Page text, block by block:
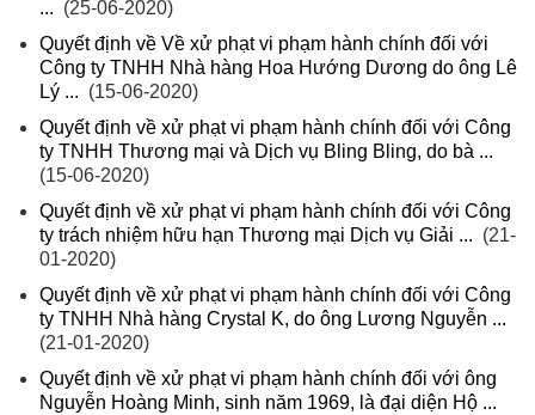
... (25-06-2020)
Quyết định về Về xử phạt vi phạm hành chính đối với
Công ty TNHH Nhà hàng Hoa Hướng Dương do ông Lê
Lý ... (15-06-2020)
Quyết định về xử phạt vi phạm hành chính đối với Công
ty TNHH Thương mại và Dịch vụ Bling Bling, do bà ...
(15-06-2020)
Quyết định về xử phạt vi phạm hành chính đối với Công
ty trách nhiệm hữu hạn Thương mại Dịch vụ Giải ... (21-
01-2020)
Quyết định về xử phạt vi phạm hành chính đối với Công
ty TNHH Nhà hàng Crystal K, do ông Lương Nguyễn ...
(21-01-2020)
Quyết định về xử phạt vi phạm hành chính đối với ông
Nguyễn Hoàng Minh, sinh năm 1969, là đại diện Hộ ...